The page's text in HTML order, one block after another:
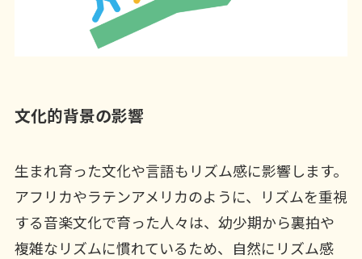
文化的背景の影響
生まれ育った文化や言語もリズム感に影響します。
アフリカやラテンアメリカのように、リズムを重視
する音楽文化で育った人々は、幼少期から裏拍や
複雑なリズムに慣れているため、自然にリズム感